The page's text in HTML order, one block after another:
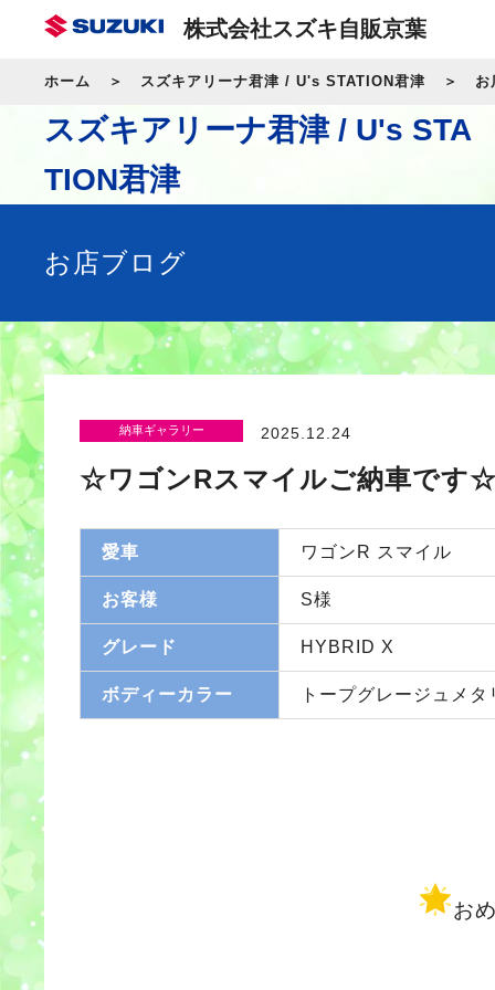
株式会社スズキ自販京葉
ホーム スズキアリーナ君津 / U's STATION君津 お
スズキアリーナ君津 / U's STA
TION君津
お店ブログ
納車ギャラリー 2025.12.24
☆ワゴンRスマイルご納車です
愛車 ワゴンR スマイル
お客様 S様
グレード HYBRID X
ボディーカラー トープグレージュメ
お